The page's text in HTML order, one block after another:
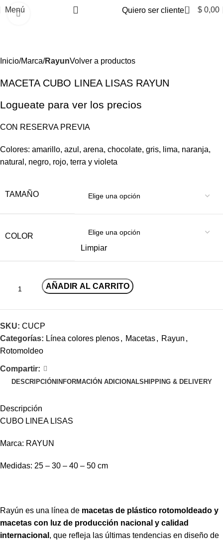
Menú Quiero ser cliente 0 $ 0,00
Clic para ampliar
Inicio Marca RayunVolver a productos
MACETA CUBO LINEA LISAS RAYUN
Logueate para ver los precios
CON RESERVA PREVIA
Colores: amarillo, azul, arena, chocolate, gris, lima, naranja,
natural, negro, rojo, terra y violeta
TAMAÑO
COLOR
Limpiar
AÑADIR AL CARRITO
SKU: CUCP
Categorías: Línea colores plenos, Macetas, Rayun ,
Rotomoldeo
Compartir:
DESCRIPCIÓN INFORMACIÓN ADICIONALSHIPPING & DELIVERY
Descripción
CUBO LINEA LISAS
Marca: RAYUN
Medidas: 25 – 30 – 40 – 50 cm
Rayún es una línea de macetas de plástico rotomoldeado y
macetas con luz de producción nacional y calidad
internacional , que refleja las últimas tendencias en diseño de